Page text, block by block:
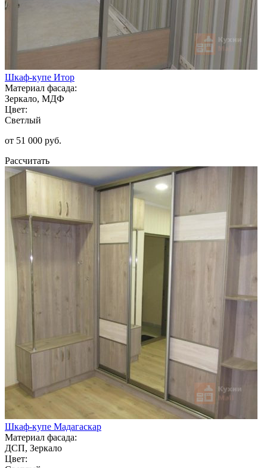
Шкаф-купе Итор
Материал фасада:
Зеркало, МДФ
Цвет:
Светлый
от 51 000 руб.
Рассчитать
Шкаф-купе Мадагаскар
Материал фасада:
ДСП, Зеркало
Цвет: